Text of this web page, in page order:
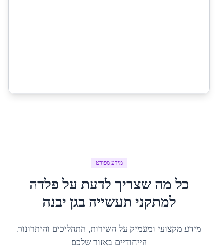
מידע מפורט
כל מה שצריך לדעת עלפלדה
למתקני תעשייה בגן יבנה
מידע מקצועי ומעמיק על השירות, התהליכים והיתרונות
הייחודיים באזור שלכם